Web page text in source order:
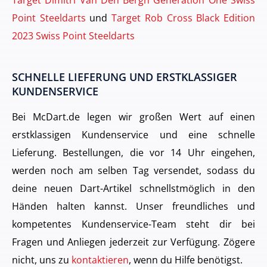
Point Steeldarts undTarget Rob Cross Black Edition
2023 Swiss Point Steeldarts
SCHNELLE LIEFERUNG UND ERSTKLASSIGER
KUNDENSERVICE
Bei McDart.de legen wir großen Wert auf einen
erstklassigen Kundenservice und eine schnelle
Lieferung. Bestellungen, die vor 14 Uhr eingehen,
werden noch am selben Tag versendet, sodass du
deine neuen Dart-Artikel schnellstmöglich in den
Händen halten kannst. Unser freundliches und
kompetentes Kundenservice-Team steht dir bei
Fragen und Anliegen jederzeit zur Verfügung. Zögere
nicht, uns zu kontaktieren, wenn du Hilfe benötigst.